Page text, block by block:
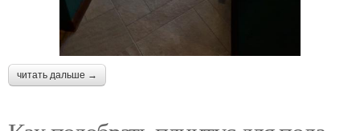
читать дальше →